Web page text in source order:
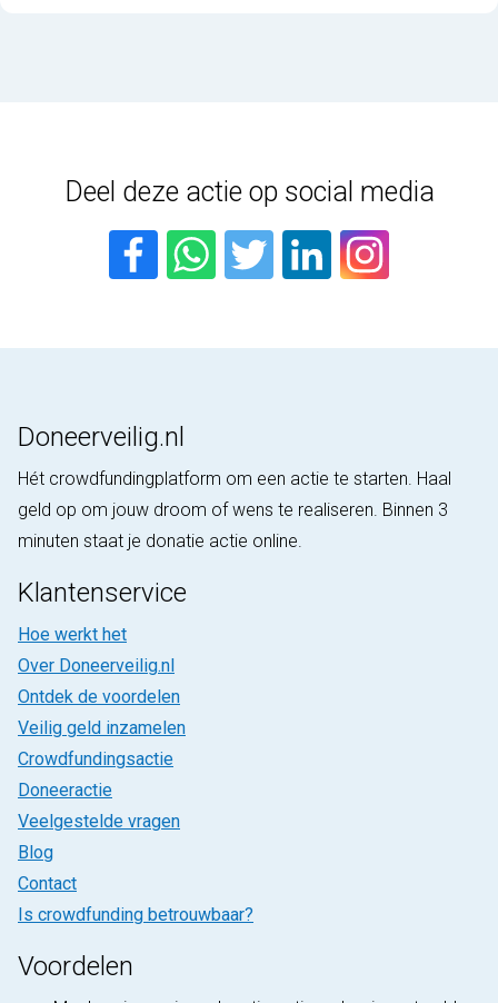
Deel deze actie op social media
Doneerveilig.nl
Hét crowdfundingplatform om een actie te starten. Haal
geld op om jouw droom of wens te realiseren. Binnen 3
minuten staat je donatie actie online.
Klantenservice
Hoe werkt het
Over Doneerveilig.nl
Ontdek de voordelen
Veilig geld inzamelen
Crowdfundingsactie
Doneeractie
Veelgestelde vragen
Blog
Contact
Is crowdfunding betrouwbaar?
Voordelen